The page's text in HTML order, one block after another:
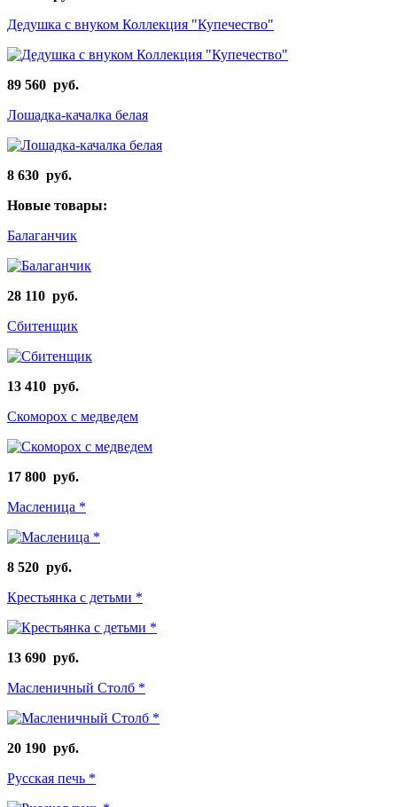
Дедушка с внуком Коллекция "Купечество"
89 560 руб.
Лошадка-качалка белая
8 630 руб.
Новые товары:
Балаганчик
28 110 руб.
Сбитенщик
13 410 руб.
Скоморох с медведем
17 800 руб.
Масленица *
8 520 руб.
Крестьянка с детьми *
13 690 руб.
Масленичный Столб *
20 190 руб.
Русская печь *